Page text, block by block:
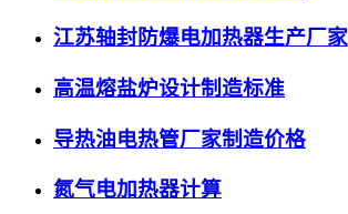
江苏轴封防爆电加热器生产厂家
高温熔盐炉设计制造标准
导热油电热管厂家制造价格
氮气电加热器计算